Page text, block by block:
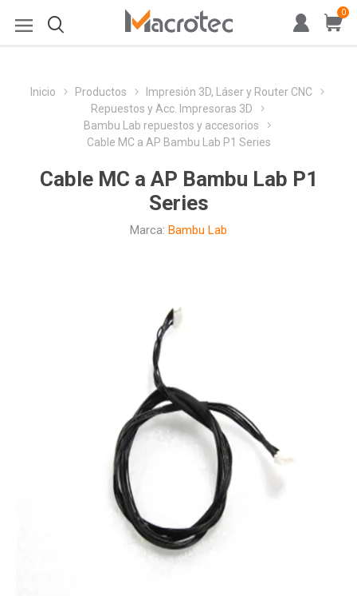
0
Inicio Productos
Impresión 3D, Láser y Router CNC
Repuestos y Acc. Impresoras 3D
Bambu Lab repuestos y accesorios
Cable MC a AP Bambu Lab P1 Series
Cable MC a AP Bambu Lab P1
Series
Marca: Bambu Lab